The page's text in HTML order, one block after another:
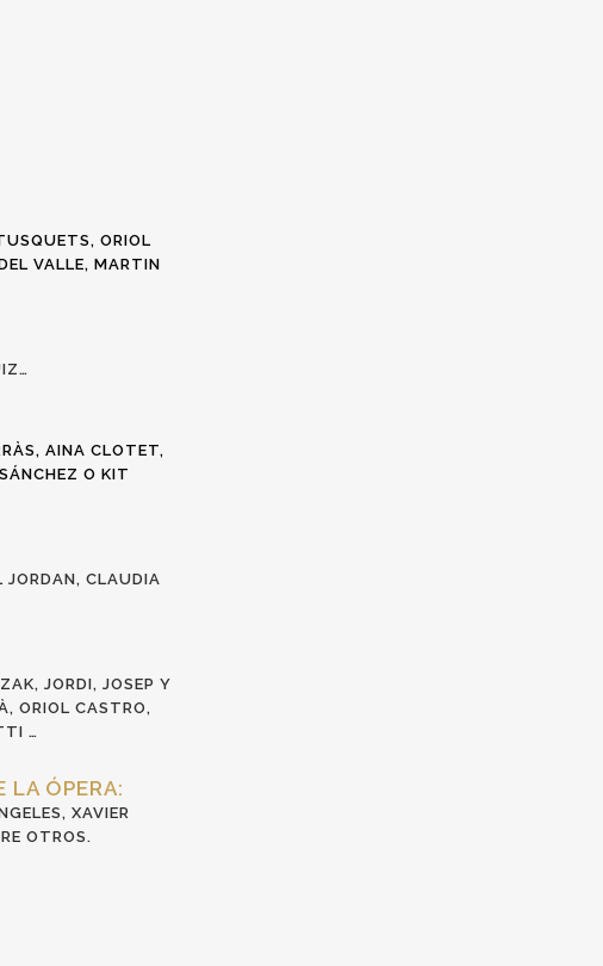
ORIOL
VALLE, MARTIN
AINA CLOTET,
O KIT
JORDAN, CLAUDIA
JORDI, JOSEP Y
ORIOL CASTRO,
…
LA ÓPERA:
XAVIER
OTROS.